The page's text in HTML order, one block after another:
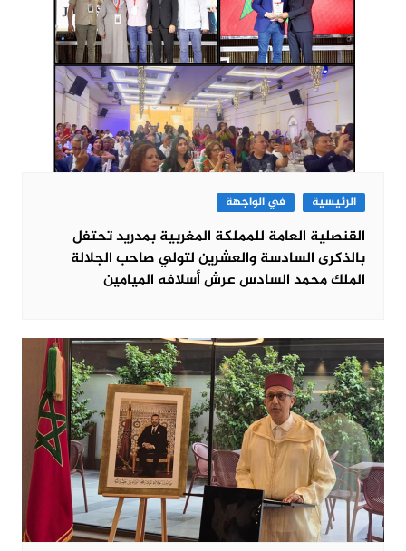
الرئيسية في الواجهة
القنصلية العامة للمملكة المغربية بمدريد تحتفل
بالذكرى السادسة والعشرين لتولي صاحب الجلالة
الملك محمد السادس عرش أسلافه الميامين